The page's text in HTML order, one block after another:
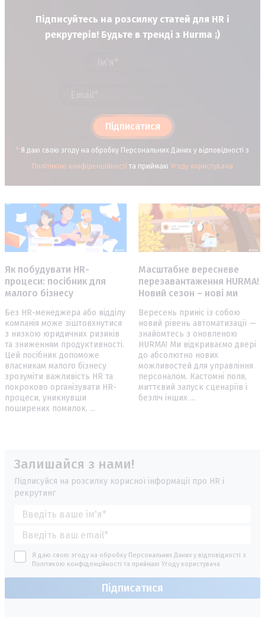
Підписуйтесь на розсилку статей для HR і
рекрутерів! Будьте в тренді з Hurma ;)
Підписатися
* Я даю свою згоду на обробку Персональних Даних у відповідності з
Політикою конфіденційності та приймаю Угоду користувача
Як побудувати HR-
процеси: посібник для
малого бізнесу
Без HR-менеджера або відділу
компанія може зіштовхнутися
з низкою юридичних ризиків
та зниженням продуктивності.
Цей посібник допоможе
власникам малого бізнесу
зрозуміти важливість HR та
покроково організувати HR-
процеси, уникнувши
поширених помилок. ...
Масштабне вересневе
перезавантаження HURMA!
Новий сезон – нові ми
Вересень приніс із собою
новий рівень автоматизації —
знайомтесь з оновленою
HURMA! Ми відкриваємо двері
до абсолютно нових
можливостей для управління
персоналом. Кастомні поля,
миттєвий запуск сценаріїв і
безліч інших ...
Залишайся з нами!
Підписуйся на розсилку корисної інформації про HR і
рекрутинг
Я даю свою згоду на обробку Персональних Даних у відповідності з
Політикою конфіденційності та приймаю Угоду користувача